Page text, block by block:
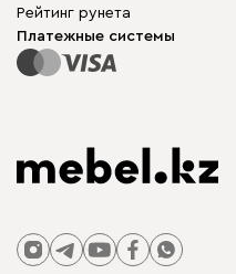
Карта сайта
Столы и стулья
Рейтинг рунета
Платежные системы